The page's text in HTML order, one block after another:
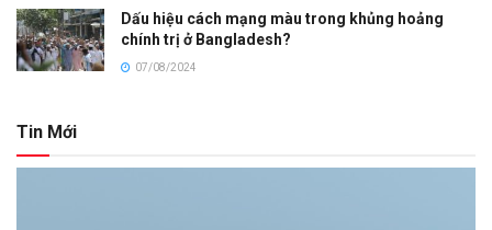
Dấu hiệu cách mạng màu trong khủng hoảng
chính trị ở Bangladesh?
07/08/2024
Tin Mới